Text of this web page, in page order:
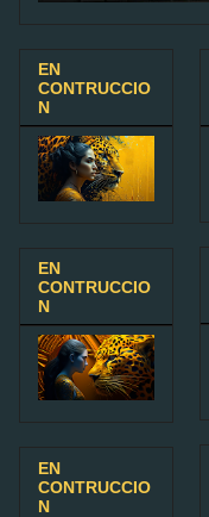
EN
CONTRUCCIO
N
EN
CONTRUCCIO
N
EN
CONTRUCCIO
N